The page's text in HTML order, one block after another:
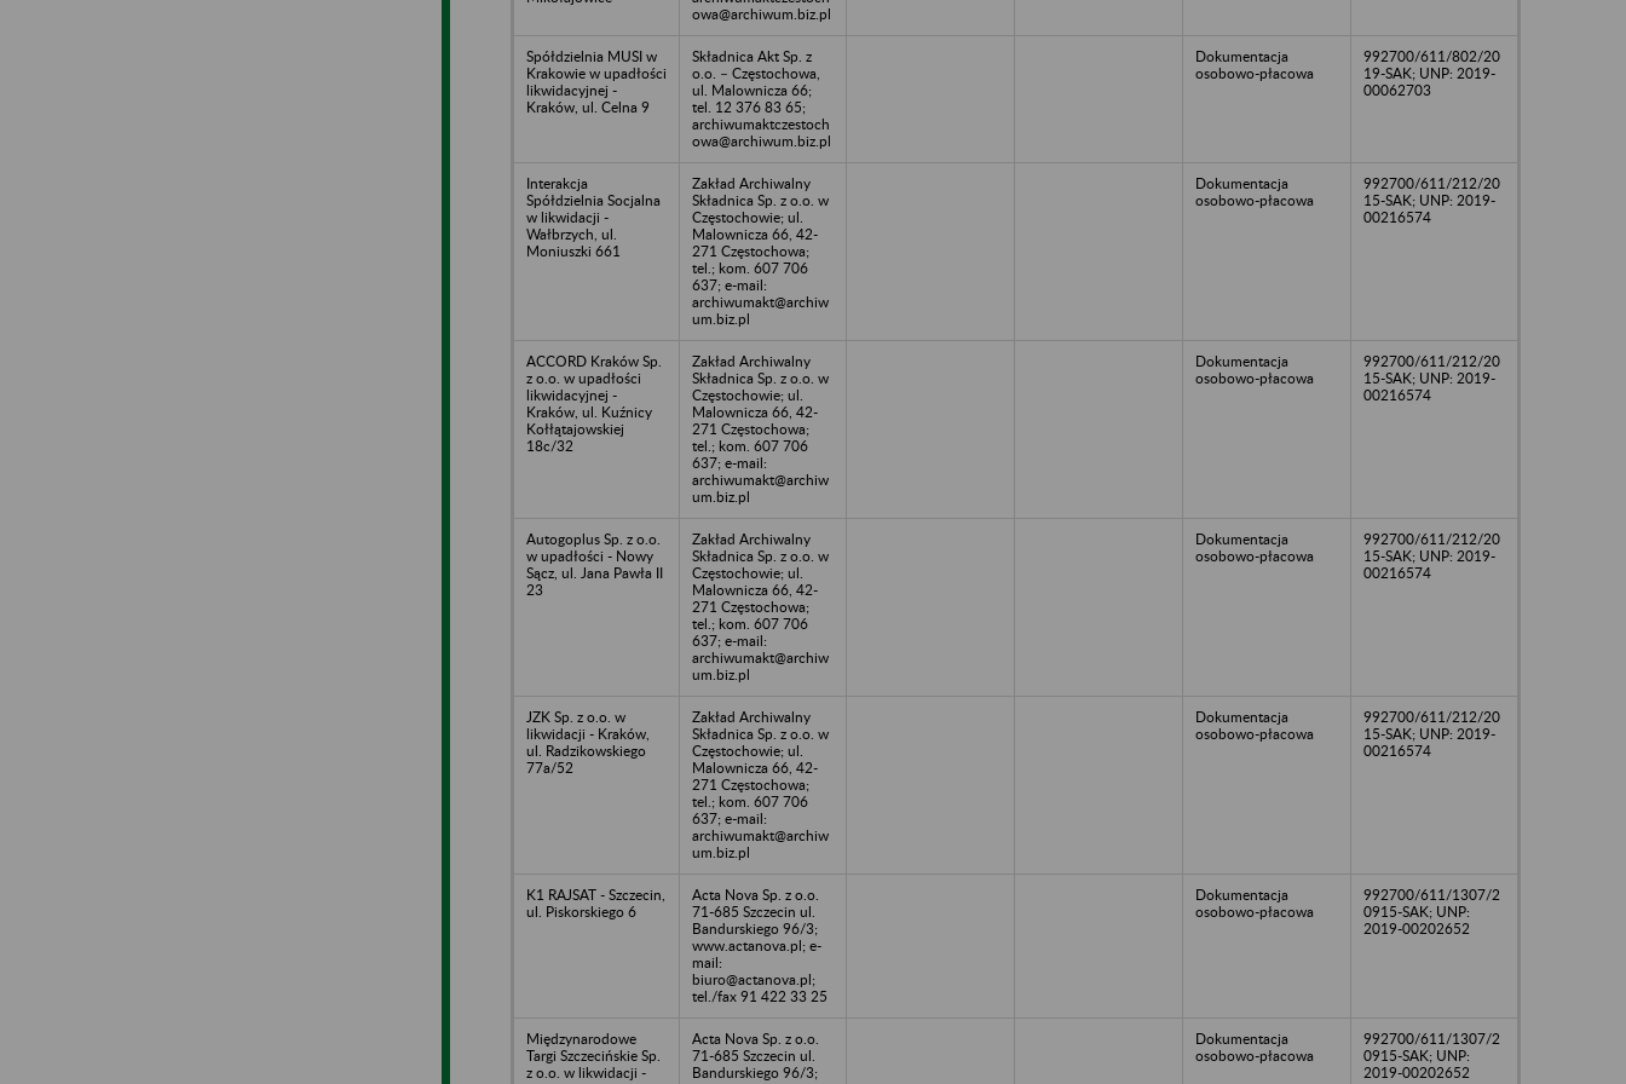
owa@archiwum.biz.pl
Spółdzielnia MUSI w
Krakowie w upadłości
likwidacyjnej -
Kraków, ul. Celna 9
Składnica Akt Sp. z
o.o. – Częstochowa,
ul. Malownicza 66;
tel. 12 376 83 65;
archiwumaktczestoch
owa@archiwum.biz.pl
Dokumentacja
osobowo-płacowa
992700/611/802/20
19-SAK; UNP: 2019-
00062703
Interakcja
Spółdzielnia Socjalna
w likwidacji -
Wałbrzych, ul.
Moniuszki 661
Zakład Archiwalny
Składnica Sp. z o.o. w
Częstochowie; ul.
Malownicza 66, 42-
271 Częstochowa;
tel.; kom. 607 706
637; e-mail:
archiwumakt@archiw
um.biz.pl
Dokumentacja
osobowo-płacowa
992700/611/212/20
15-SAK; UNP: 2019-
00216574
ACCORD Kraków Sp.
z o.o. w upadłości
likwidacyjnej -
Kraków, ul. Kuźnicy
Kołłątajowskiej
18c/32
Zakład Archiwalny
Składnica Sp. z o.o. w
Częstochowie; ul.
Malownicza 66, 42-
271 Częstochowa;
tel.; kom. 607 706
637; e-mail:
archiwumakt@archiw
um.biz.pl
Dokumentacja
osobowo-płacowa
992700/611/212/20
15-SAK; UNP: 2019-
00216574
Autogoplus Sp. z o.o.
w upadłości - Nowy
Sącz, ul. Jana Pawła II
23
Zakład Archiwalny
Składnica Sp. z o.o. w
Częstochowie; ul.
Malownicza 66, 42-
271 Częstochowa;
tel.; kom. 607 706
637; e-mail:
archiwumakt@archiw
um.biz.pl
Dokumentacja
osobowo-płacowa
992700/611/212/20
15-SAK; UNP: 2019-
00216574
JZK Sp. z o.o. w
likwidacji - Kraków,
ul. Radzikowskiego
77a/52
Zakład Archiwalny
Składnica Sp. z o.o. w
Częstochowie; ul.
Malownicza 66, 42-
271 Częstochowa;
tel.; kom. 607 706
637; e-mail:
archiwumakt@archiw
um.biz.pl
Dokumentacja
osobowo-płacowa
992700/611/212/20
15-SAK; UNP: 2019-
00216574
K1 RAJSAT - Szczecin,
ul. Piskorskiego 6
Acta Nova Sp. z o.o.
71-685 Szczecin ul.
Bandurskiego 96/3;
www.actanova.pl; e-
mail:
biuro@actanova.pl;
tel./fax 91 422 33 25
Dokumentacja
osobowo-płacowa
992700/611/1307/2
0915-SAK; UNP:
2019-00202652
Międzynarodowe
Targi Szczecińskie Sp.
z o.o. w likwidacji -
Acta Nova Sp. z o.o.
71-685 Szczecin ul.
Bandurskiego 96/3;
Dokumentacja
osobowo-płacowa
992700/611/1307/2
0915-SAK; UNP:
2019-00202652